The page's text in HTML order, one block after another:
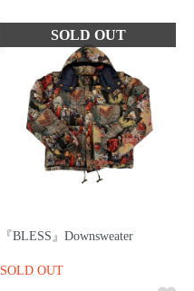
『BLESS』Downsweater
SOLD OUT